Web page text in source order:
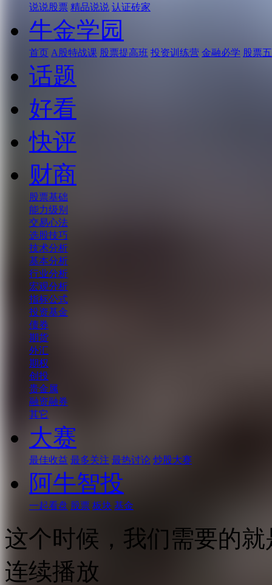
说说股票 精品说说 认证砖家
牛金学园
首页 A股特战课 股票提高班 投资训练营 金融必学 股票
话题
好看
快评
财商
股票基础
能力级别
交易心法
选股技巧
技术分析
基本分析
行业分析
宏观分析
指标公式
投资基金
债券
期货
外汇
期权
创投
贵金属
融资融券
其它
大赛
最佳收益 最多关注 最热讨论 炒股大赛
阿牛智投
一起看盘 股票 板块 基金
这个时候，我们需要的
连续播放